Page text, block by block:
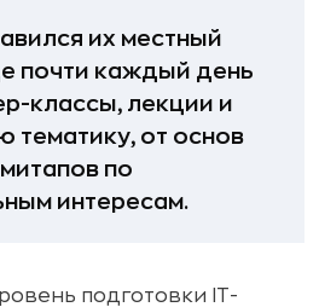
их местный
почти каждый день
классы, лекции и
тематику, от основ
по
интересам.
подготовки IT-